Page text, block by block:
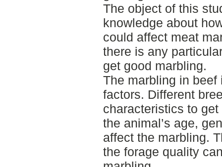
The object of this
knowledge about
could affect meat
there is any
get good marbling.
The marbling in
factors. Different
characteristics to
the animal’s age,
affect the marbling.
the forage quality